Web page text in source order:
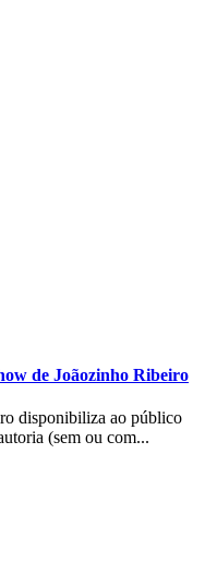
de Joãozinho Ribeiro
disponibiliza ao público
(sem ou com...